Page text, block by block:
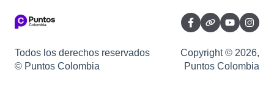
Todos los derechos reservados
© Puntos Colombia
Copyright © 2026,
Puntos Colombia